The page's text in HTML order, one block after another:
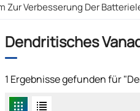
Zur Verbesserung Der
Dendritisches
1 Ergebnisse gefunden für